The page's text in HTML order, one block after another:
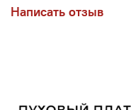
Написать отзыв